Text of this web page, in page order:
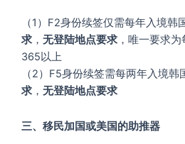
（1）F2身份续签仅需每年入境韩
求 ， 无登陆地点要求 ，唯一要求
365以上
（2）F5身份续签需每两年入境韩
求 ， 无登陆地点要求
三、移民加国或美国的助推器